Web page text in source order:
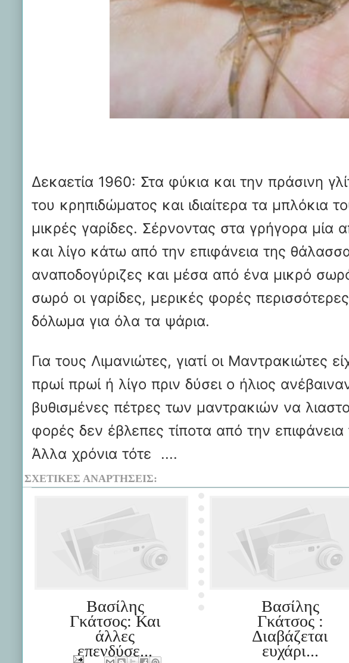
Δεκαετία 1960: Στα φύκια και την πράσινη
του κρηπιδώματος και ιδιαίτερα τα μπλόκια
μικρές γαρίδες. Σέρνοντας στα γρήγορα
και λίγο κάτω από την επιφάνεια της
αναποδογύριζες και μέσα από ένα μικρό
σωρό οι γαρίδες, μερικές φορές
δόλωμα για όλα τα ψάρια.
Για τους Λιμανιώτες, γιατί οι Μαντρακιώτες
πρωί πρωί ή λίγο πριν δύσει ο ήλιος
βυθισμένες πέτρες των μαντρακιών να
φορές δεν έβλεπες τίποτα από την επιφάνεια
Άλλα χρόνια τότε ....
ΣΧΕΤΙΚΈΣ ΑΝΑΡΤΉΣΕΙΣ:
Βασίλης
Γκάτσος: Και
άλλες
επενδύσε...
Βασίλης
Γκάτσος :
Διαβάζεται
ευχάρι...